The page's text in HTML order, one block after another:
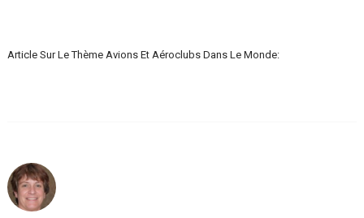
Article Sur Le Thème Avions Et Aéroclubs Dans Le Monde: